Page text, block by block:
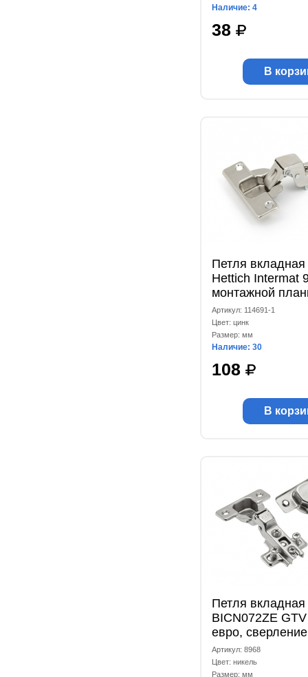
Наличие: 4
38
В
Петля вкладная
Hettich Intermat
монтажной
1071606
Артикул: 114691-1
Цвет: цинк
Размер: мм
Наличие: 30
108
В
Петля вкладная
BICN072ZE
евро,
Артикул: 8968
Цвет: никель
Размер: мм